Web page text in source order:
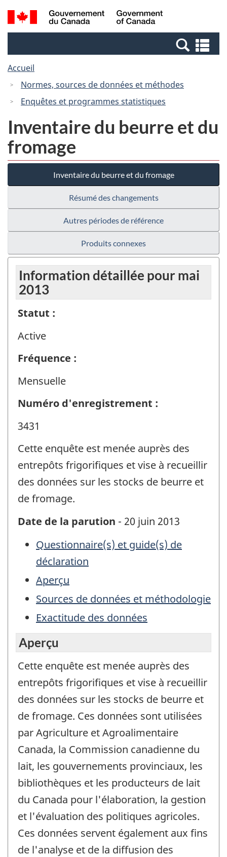
Passer
au
Passer
à
Canada
Recherche
et
et
Accueil
Normes, sources de données et méthodes
Enquêtes et programmes statistiques
Inventaire du beurre et du
fromage
Inventaire du beurre et du fromage
Résumé des changements
Autres périodes de référence
Produits connexes
Information détaillée pour mai
2013
Statut :
Active
Fréquence :
Mensuelle
Numéro d'enregistrement :
3431
Cette enquête est menée auprès des
entrepôts frigorifiques et vise à recueillir
des données sur les stocks de beurre et
de fromage.
Date de la parution - 20 juin 2013
Questionnaire(s) et guide(s) de
déclaration
Aperçu
Sources de données et méthodologie
Exactitude des données
Aperçu
Cette enquête est menée auprès des
entrepôts frigorifiques et vise à recueillir
des données sur les stocks de beurre et
de fromage. Ces données sont utilisées
par Agriculture et Agroalimentaire
Canada, la Commission canadienne du
lait, les gouvernements provinciaux, les
bibliothèques et les producteurs de lait
du Canada pour l'élaboration, la gestion
et l'évaluation des politiques agricoles.
Ces données servent également aux fins
de l'analyse et de la diffusion des